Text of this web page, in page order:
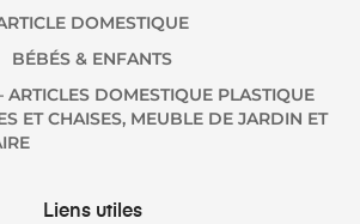
DOMESTIQUE
BÉBÉS & ENFANTS
ARTICLES DOMESTIQUE PLASTIQUE
ET CHAISES, MEUBLE DE JARDIN ET
Liens utiles